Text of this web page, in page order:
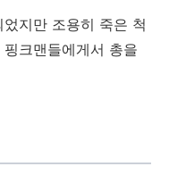
지만 조용히 죽은 척
크맨들에게서 총을